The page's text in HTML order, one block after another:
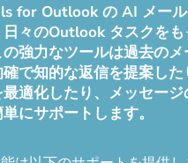
for Outlook の AI メー
日々のOutlook タスクを
強力なツールは過去の
確で知的な返信を提案し
適化したり、メッセー
にサポートします。